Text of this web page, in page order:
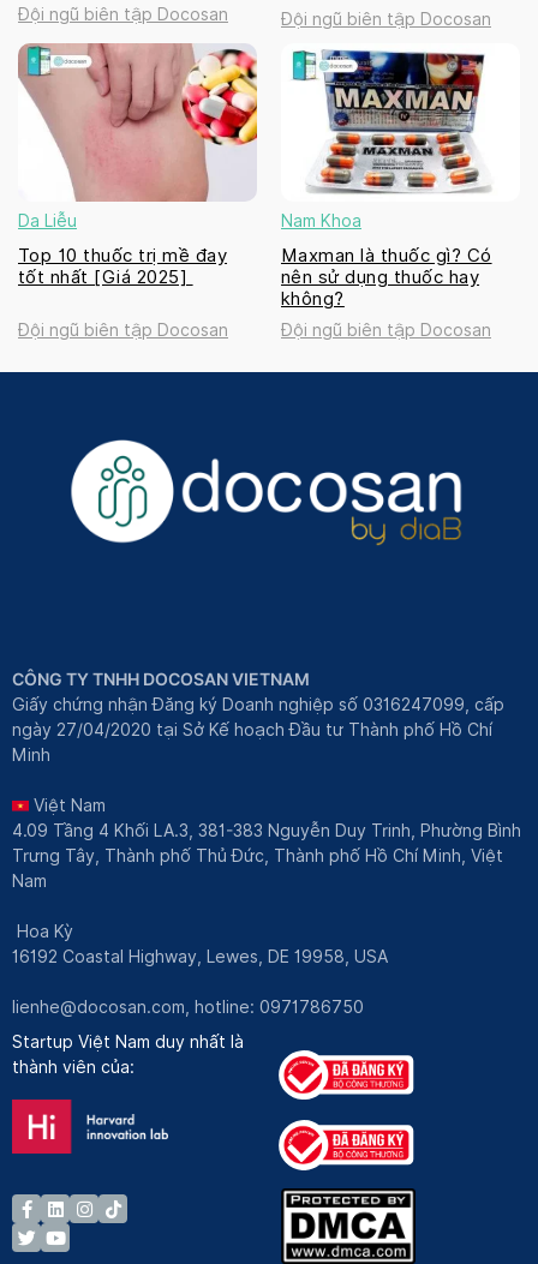
Đội ngũ biên tập Docosan Đội ngũ biên tập Docosan
Da Liễu
Top 10 thuốc trị mề đay
tốt nhất [Giá 2025]
Đội ngũ biên tập Docosan
Nam Khoa
Maxman là thuốc gì? Có
nên sử dụng thuốc hay
không?
Đội ngũ biên tập Docosan
CÔNG TY TNHH DOCOSAN VIETNAM
Giấy chứng nhận Đăng ký Doanh nghiệp số 0316247099, cấp
ngày 27/04/2020 tại Sở Kế hoạch Đầu tư Thành phố Hồ Chí
Minh
Việt Nam
4.09 Tầng 4 Khối LA.3, 381-383 Nguyễn Duy Trinh, Phường Bình
Trưng Tây, Thành phố Thủ Đức, Thành phố Hồ Chí Minh, Việt
Nam
Hoa Kỳ
16192 Coastal Highway, Lewes, DE 19958, USA
lienhe@docosan.com , hotline: 0971786750
Startup Việt Nam duy nhất là
thành viên của: